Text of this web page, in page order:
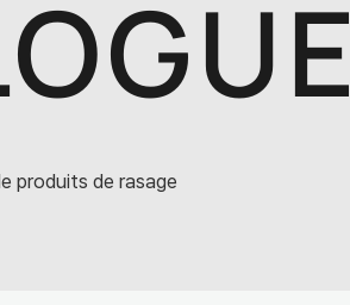
produits de rasage